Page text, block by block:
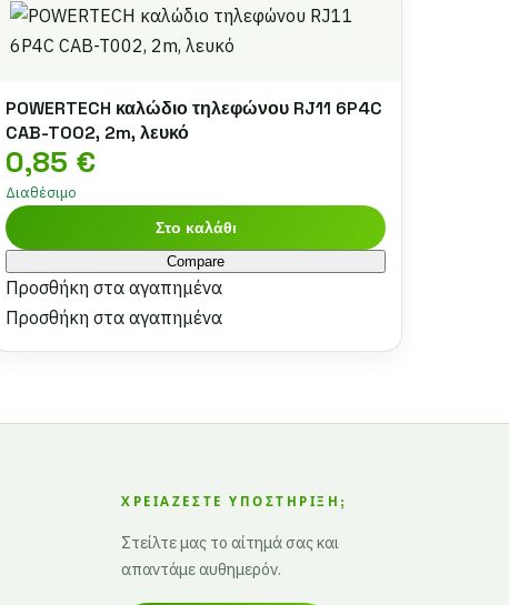
POWERTECH καλώδιο τηλεφώνου RJ11 6P4C
CAB-T002, 2m, λευκό
0,85 €
Διαθέσιμο
Στο καλάθι
Compare
Προσθήκη στα αγαπημένα
Προσθήκη στα αγαπημένα
ΧΡΕΙΆΖΕΣΤΕ ΥΠΟΣΤΉΡΙΞΗ;
Στείλτε μας το αίτημά σας και
απαντάμε αυθημερόν.